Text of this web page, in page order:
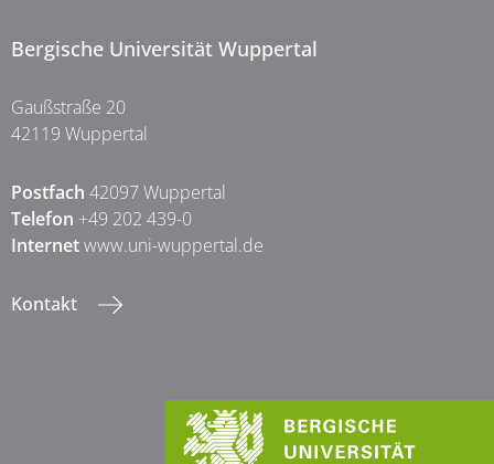
Bergische Universität Wuppertal
Gaußstraße 20
42119 Wuppertal
Postfach 42097 Wuppertal
Telefon +49 202 439-0
Internetwww.uni-wuppertal.de
Kontakt